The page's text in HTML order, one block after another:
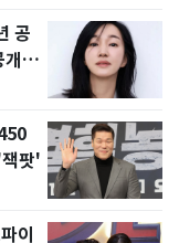
공
팟'
이